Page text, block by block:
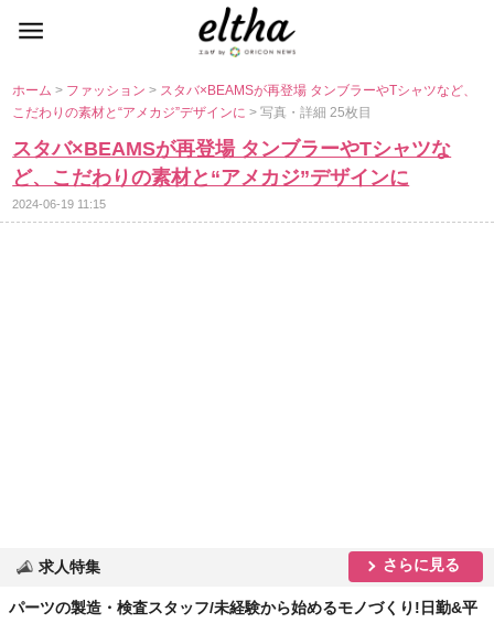
ホーム> ファッション> スタバ×BEAMSが再登場 タンブラーやTシャツなど、
こだわりの素材と“アメカジ”デザインに> 写真・詳細 25枚目
スタバ×BEAMSが再登場 タンブラーやTシャツな
ど、こだわりの素材と“アメカジ”デザインに
2024-06-19 11:15
求人特集 さらに見る
パーツの製造・検査スタッフ/未経験から始めるモノづくり!日勤&平